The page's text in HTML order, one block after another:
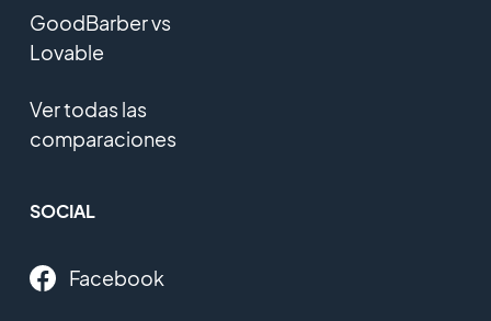
GoodBarber vs
Lovable
Ver todas las
comparaciones
SOCIAL
Facebook